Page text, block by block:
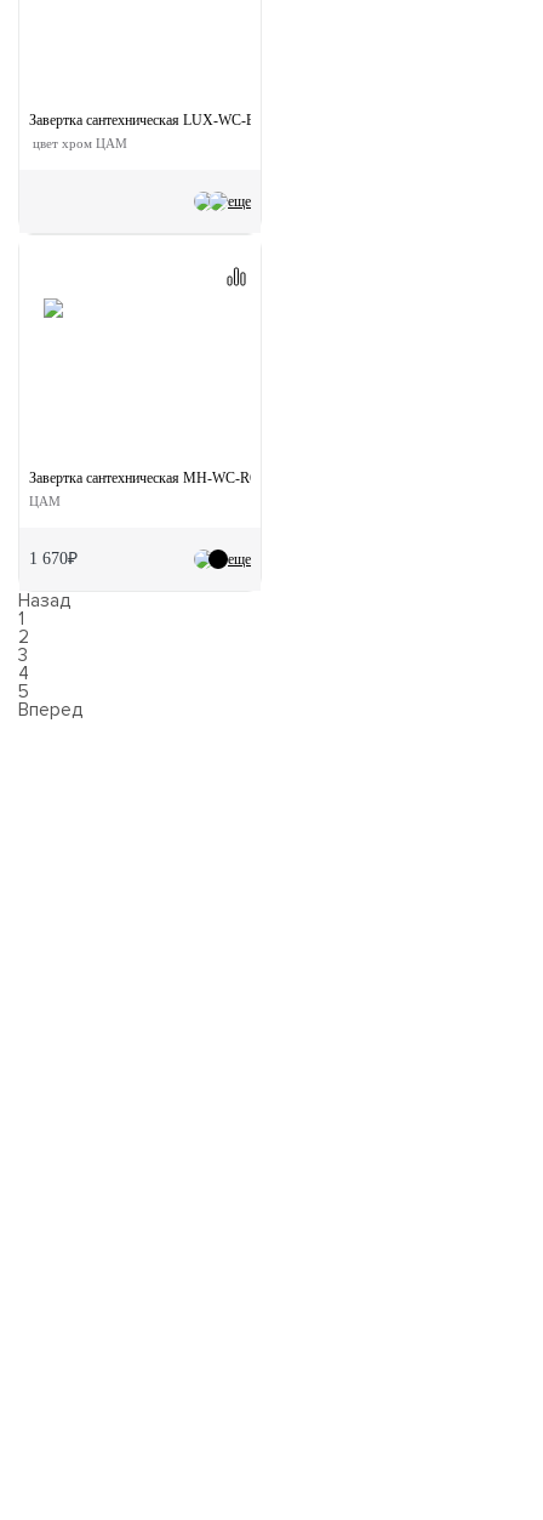
еще
Завертка сантехническая LUX-WC-BRIDGE-R2 CRO на круглой розетке
цвет хром ЦАМ
еще
Завертка сантехническая MH-WC-R6T SC на круглой розетке цвет
ЦАМ
1 670₽
Назад
1
2
3
4
5
Вперед